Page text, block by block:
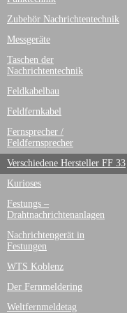
Zubehör Nachrichtentechnik
Messgeräte
Taschen der
Nachrichtentechnik
Feldkabelbau
Feldfernkabel
Fernsprecher /
Feldfernsprecher
Verschiedene Hersteller FF 33
Kurioses
Festungs –
Drahtnachrichtenanlagen
Nachrichtengerät in
Festungen
WTS Koblenz
Der Fernmeldering
Weltfernmeldetag